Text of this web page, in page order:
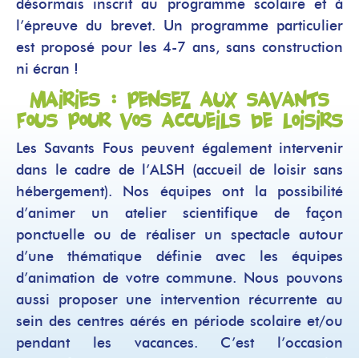
désormais inscrit au programme scolaire et à
l’épreuve du brevet. Un programme particulier
est proposé pour les 4-7 ans, sans construction
ni écran !
Mairies : pensez aux Savants
Fous pour vos accueils de loisirs
Les Savants Fous peuvent également intervenir
dans le cadre de l’ALSH (accueil de loisir sans
hébergement). Nos équipes ont la possibilité
d’animer un atelier scientifique de façon
ponctuelle ou de réaliser un spectacle autour
d’une thématique définie avec les équipes
d’animation de votre commune. Nous pouvons
aussi proposer une intervention récurrente au
sein des centres aérés en période scolaire et/ou
pendant les vacances. C’est l’occasion